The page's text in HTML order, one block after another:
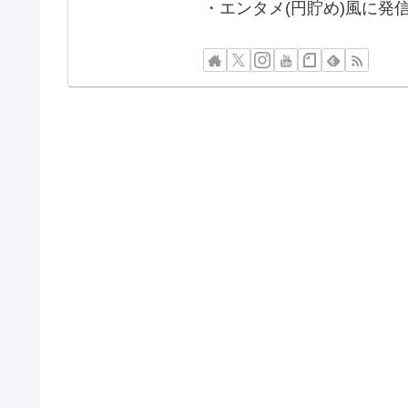
・エンタメ(円貯め)風に発